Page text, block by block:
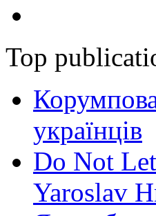
Top
українців
Do Not
Yaroslav